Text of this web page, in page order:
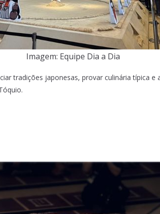
Imagem: Equipe Dia a Dia
tradições japonesas, provar culinária típica